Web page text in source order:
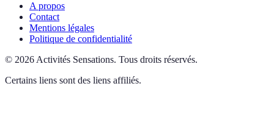
A propos
Contact
Mentions légales
Politique de confidentialité
© 2026 Activités Sensations. Tous droits réservés.
Certains liens sont des liens affiliés.